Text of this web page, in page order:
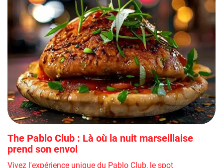
The Pablo Club : Là où la nuit marseillaise
prend son envol
Vivez l'expérience unique du Pablo Club, le spot